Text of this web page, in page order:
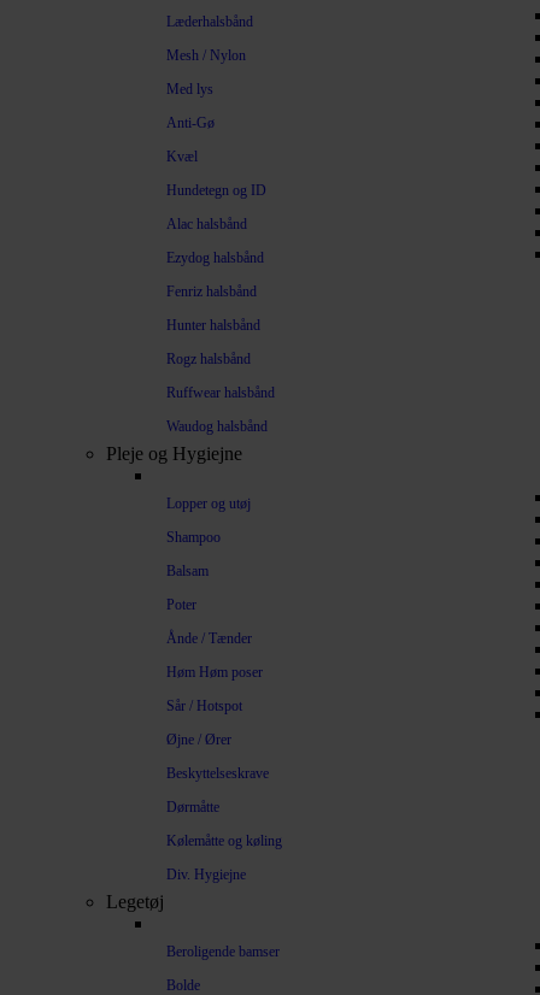
Læderhalsbånd
Mesh / Nylon
Med lys
Anti-Gø
Kvæl
Hundetegn og ID
Alac halsbånd
Ezydog halsbånd
Fenriz halsbånd
Hunter halsbånd
Rogz halsbånd
Ruffwear halsbånd
Waudog halsbånd
Pleje og Hygiejne
Lopper og utøj
Shampoo
Balsam
Poter
Ånde / Tænder
Høm Høm poser
Sår / Hotspot
Øjne / Ører
Beskyttelseskrave
Dørmåtte
Kølemåtte og køling
Div. Hygiejne
Legetøj
Beroligende bamser
Bolde